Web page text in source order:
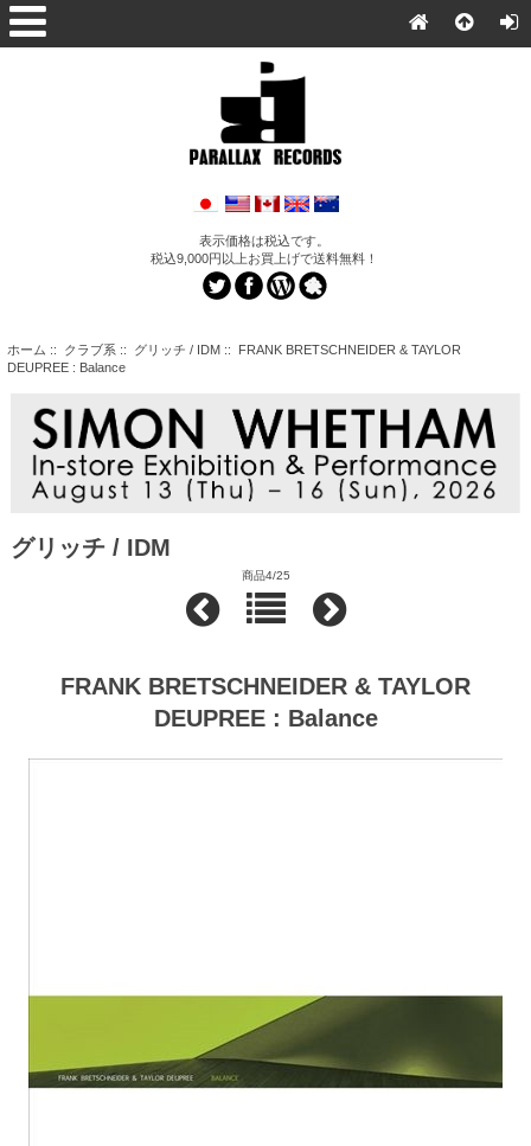
表示価格は税込です。
税込9,000円以上お買上げで送料無料！
ホーム :: クラブ系 :: グリッチ / IDM:: FRANK BRETSCHNEIDER & TAYLOR
DEUPREE : Balance
グリッチ / IDM
商品4/25
FRANK BRETSCHNEIDER & TAYLOR
DEUPREE : Balance